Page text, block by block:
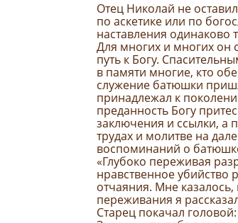
Отец Николай не
по аскетике или по
наставления одинаково
Для многих и многих он
путь к Богу.
в памяти многие, кто
служение батюшки
принадлежал к
преданность Богу
заключения и ссылки, а
трудах и молитве на
воспоминаний о
«Глубоко переживая
нравственное убийство
отчаяния. Мне
переживания я
Старец покачал